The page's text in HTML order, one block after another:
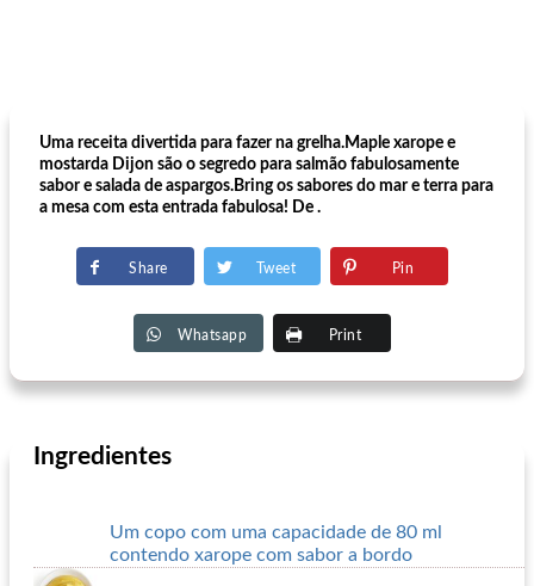
Uma receita divertida para fazer na grelha.Maple xarope e
mostarda Dijon são o segredo para salmão fabulosamente
sabor e salada de aspargos.Bring os sabores do mar e terra para
a mesa com esta entrada fabulosa! De .
Share Tweet Pin
Whatsapp Print
Ingredientes
Um copo com uma capacidade de 80 ml
contendo xarope com sabor a bordo